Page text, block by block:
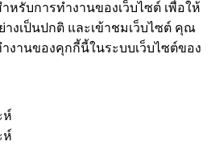
หรับการทำงานของเว็บไซต์ เพื่อให้
งเป็นปกติ และเข้าชมเว็บไซต์ คุณ
งานของคุกกี้นี้ในระบบเว็บไซต์ของ
ห์
ห์